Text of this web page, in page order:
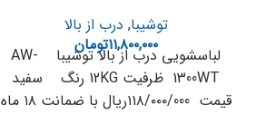
توشیبا, درب از بالا
۱۱,۸۰۰,۰۰۰تومان
لباسشویی درب از بالا توشیبا AW-
1300WT ظرفیت 12KG رنگ سفید
قیمت ۱۱۸/۰۰۰/000ریال با ضمانت ۱۸ ماه